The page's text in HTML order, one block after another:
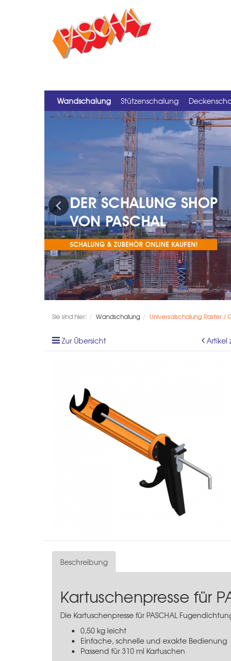
Wandschalung Stützenschalung
Previous
Sie sind hier: Wandschalung Universalschalung Raster /
Zur Übersicht Artikel
Beschreibung
Kartuschenpresse für
Die Kartuschenpresse für PASCHAL
0,50 kg leicht
Einfache, schnelle und exakte Bedienung
Passend für 310 ml Kartuschen